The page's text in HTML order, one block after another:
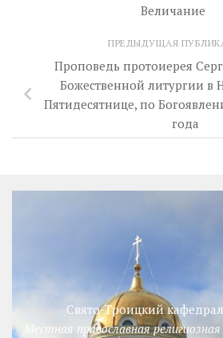
Величание
ПРЕДЫДУЩАЯ
Проповедь протоиерея
Божественной литургии в
Пятидесятнице, по
года
Свято-Троицкий
Местная православная